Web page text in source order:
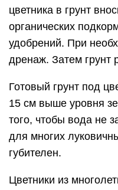
цветника в грунт
органических
удобрений. При
дренаж. Затем грунт
Готовый грунт под
15 см выше уровня
того, чтобы вода не
для многих
губителен.
Цветники из